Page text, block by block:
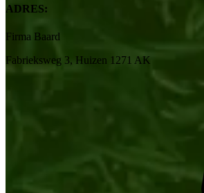
ADRES:
Firma Baard
Fabrieksweg 3, Huizen 1271 AK